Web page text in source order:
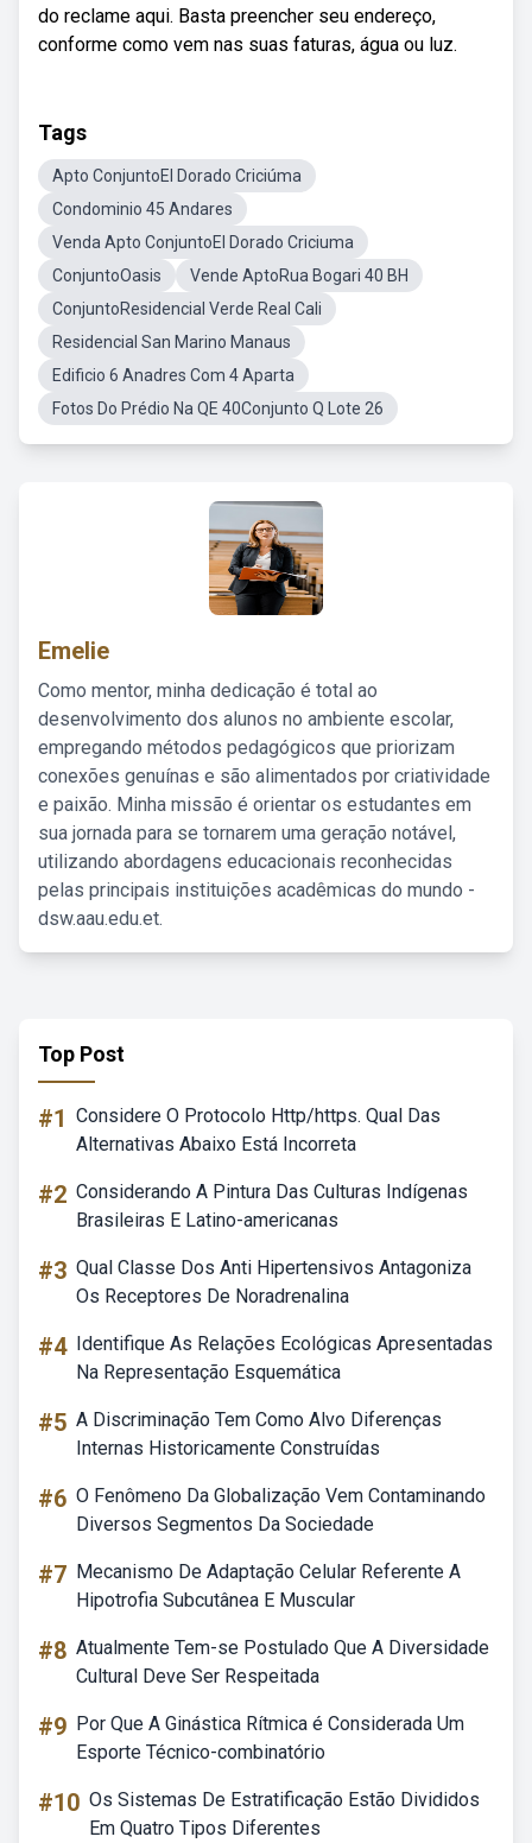
do reclame aqui. Basta preencher seu endereço,
conforme como vem nas suas faturas, água ou luz.
Tags
Apto ConjuntoEl Dorado Criciúma
Condominio 45 Andares
Venda Apto ConjuntoEl Dorado Criciuma
ConjuntoOasis
Vende AptoRua Bogari 40 BH
ConjuntoResidencial Verde Real Cali
Residencial San Marino Manaus
Edificio 6 Anadres Com 4 Aparta
Fotos Do Prédio Na QE 40Conjunto Q Lote 26
Emelie
Como mentor, minha dedicação é total ao
desenvolvimento dos alunos no ambiente escolar,
empregando métodos pedagógicos que priorizam
conexões genuínas e são alimentados por criatividade
e paixão. Minha missão é orientar os estudantes em
sua jornada para se tornarem uma geração notável,
utilizando abordagens educacionais reconhecidas
pelas principais instituições acadêmicas do mundo -
dsw.aau.edu.et.
Top Post
#1 Considere O Protocolo Http/https. Qual Das
Alternativas Abaixo Está Incorreta
#2 Considerando A Pintura Das Culturas Indígenas
Brasileiras E Latino-americanas
#3 Qual Classe Dos Anti Hipertensivos Antagoniza
Os Receptores De Noradrenalina
#4 Identifique As Relações Ecológicas Apresentadas
Na Representação Esquemática
#5 A Discriminação Tem Como Alvo Diferenças
Internas Historicamente Construídas
#6 O Fenômeno Da Globalização Vem Contaminando
Diversos Segmentos Da Sociedade
#7 Mecanismo De Adaptação Celular Referente A
Hipotrofia Subcutânea E Muscular
#8 Atualmente Tem-se Postulado Que A Diversidade
Cultural Deve Ser Respeitada
#9 Por Que A Ginástica Rítmica é Considerada Um
Esporte Técnico-combinatório
#10 Os Sistemas De Estratificação Estão Divididos
Em Quatro Tipos Diferentes